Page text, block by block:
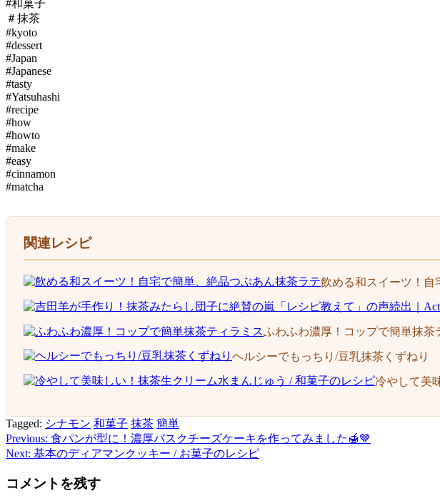
#和菓子
＃抹茶
#kyoto
#dessert
#Japan
#Japanese
#​tasty
#Yatsuhashi
#recipe
#how
#howto
#make
#easy
#​cinnamon
#matcha
関連レシピ
飲める和スイーツ！自
ふわふわ濃厚！コップで簡単抹茶
ヘルシーでもっちり/豆乳抹茶くずねり
冷やして美
Tagged: シナモン 和菓子 抹茶 簡単
投
稿
ナ
Previous: 食パンが型に！濃厚バスクチーズケーキを作ってみました🍯🤎
Next: 基本のディアマンクッキー / お菓子のレシピ
コメントを残す